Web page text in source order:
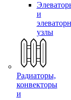
и
узлы
Радиаторы,
конвекторы
и